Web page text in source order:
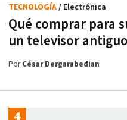
Qué comprar para
un televisor antiguo
TECNOLOGÍA/ Electrónica
PorCésar Dergarabedian